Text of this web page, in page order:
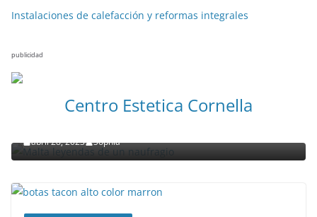
Instalaciones de calefacción y reformas integrales
publicidad
Centro Estetica Cornella
abril 28, 2023 Sophia